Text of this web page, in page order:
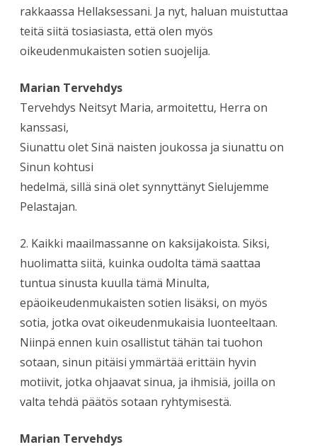
rakkaassa Hellaksessani. Ja nyt, haluan muistuttaa
teitä siitä tosiasiasta, että olen myös
oikeudenmukaisten sotien suojelija.
Marian Tervehdys
Tervehdys Neitsyt Maria, armoitettu, Herra on
kanssasi,
Siunattu olet Sinä naisten joukossa ja siunattu on
Sinun kohtusi
hedelmä, sillä sinä olet synnyttänyt Sielujemme
Pelastajan.
2. Kaikki maailmassanne on kaksijakoista. Siksi,
huolimatta siitä, kuinka oudolta tämä saattaa
tuntua sinusta kuulla tämä Minulta,
epäoikeudenmukaisten sotien lisäksi, on myös
sotia, jotka ovat oikeudenmukaisia luonteeltaan.
Niinpä ennen kuin osallistut tähän tai tuohon
sotaan, sinun pitäisi ymmärtää erittäin hyvin
motiivit, jotka ohjaavat sinua, ja ihmisiä, joilla on
valta tehdä päätös sotaan ryhtymisestä.
Marian Tervehdys